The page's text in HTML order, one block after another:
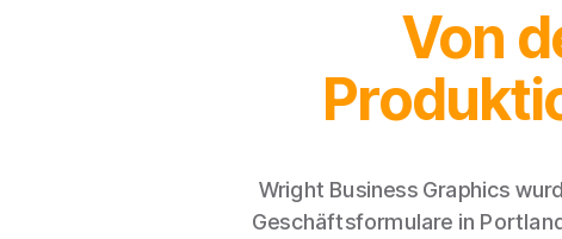
Von
Wright Business Graphics
Geschäftsformulare in